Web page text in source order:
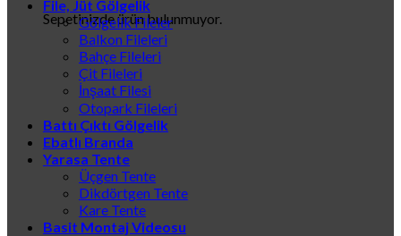
Sepetinizde ürün bulunmuyor.
File, Jüt Gölgelik
Gölgelik Fileler
Balkon Fileleri
Bahçe Fileleri
Çit Fileleri
İnşaat Filesi
Otopark Fileleri
Battı Çıktı Gölgelik
Ebatlı Branda
Yarasa Tente
Üçgen Tente
Dikdörtgen Tente
Kare Tente
Basit Montaj Videosu